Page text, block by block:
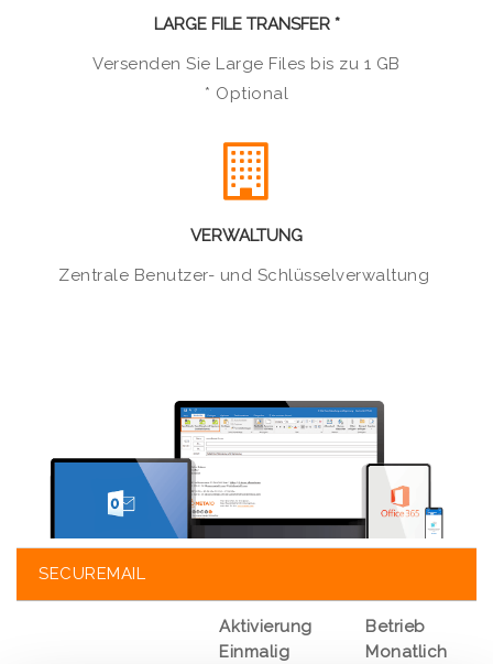
LARGE FILE TRANSFER *
Versenden Sie Large Files bis zu 1 GB
* Optional
VERWALTUNG
Zentrale Benutzer- und Schlüsselverwaltung
SECUREMAIL
Aktivierung
Einmalig
Betrieb
Monatlich